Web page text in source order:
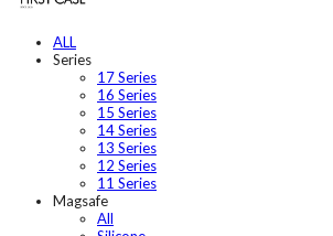
ALL
Series
17 Series
16 Series
15 Series
14 Series
13 Series
12 Series
11 Series
Magsafe
All